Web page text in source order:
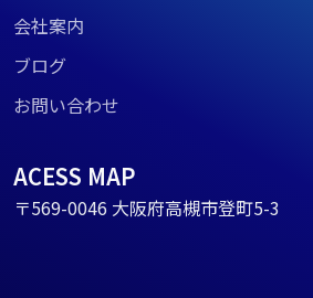
会社案内
ブログ
お問い合わせ
ACESS MAP
〒569-0046 大阪府高槻市登町5-3